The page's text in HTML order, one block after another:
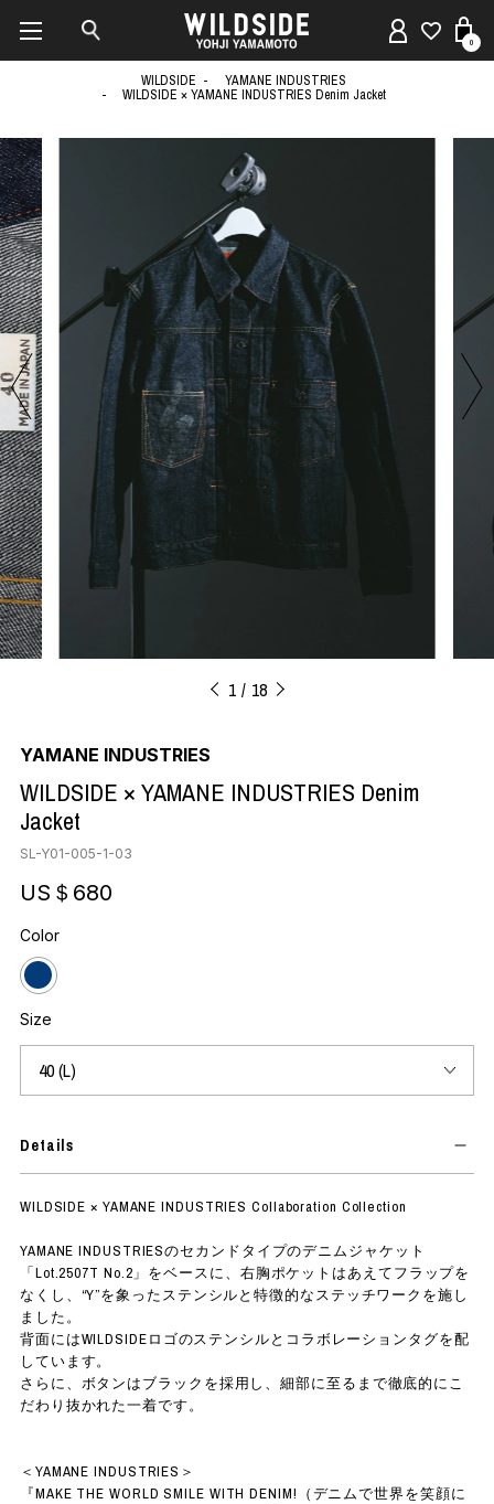
0
WILDSIDE
YAMANE INDUSTRIES
WILDSIDE × YAMANE INDUSTRIES Denim Jacket
1 18
YAMANE INDUSTRIES
WILDSIDE × YAMANE INDUSTRIES Denim
Jacket
SL-Y01-005-1-03
US＄680
Color
Size
Details
WILDSIDE × YAMANE INDUSTRIES Collaboration Collection
YAMANE INDUSTRIESのセカンドタイプのデニムジャケット
「Lot.2507T No.2」をベースに、右胸ポケットはあえてフラップを
なくし、“Y”を象ったステンシルと特徴的なステッチワークを施し
ました。
背面にはWILDSIDEロゴのステンシルとコラボレーションタグを配
しています。
さらに、ボタンはブラックを採用し、細部に至るまで徹底的にこ
だわり抜かれた一着です。
＜YAMANE INDUSTRIES＞
『MAKE THE WORLD SMILE WITH DENIM!（デニムで世界を笑顔に